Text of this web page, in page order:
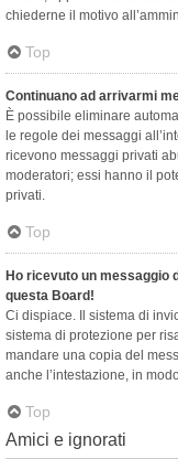
chiederne il motivo
Top
Continuano ad arrivarmi
È possibile eliminare
le regole dei messaggi
ricevono messaggi privati
moderatori; essi hanno il
privati​​.
Top
Ho ricevuto un messaggio
questa Board!
Ci dispiace. Il sistema di
sistema di protezione per
mandare una copia del
anche l’intestazione, in
Top
Amici e ignorati